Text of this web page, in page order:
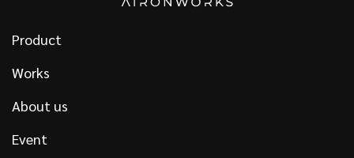
Product
Works
About us
Event